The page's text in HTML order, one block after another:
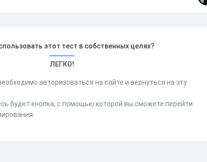
этот тест в собственных целях?
ЛЕГКО!
авторизоваться на сайте и вернуться на эту
будет кнопка, с помощью которой вы сможете перейти